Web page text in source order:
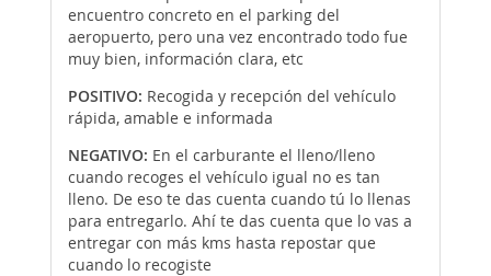
encuentro concreto en el parking del
aeropuerto, pero una vez encontrado todo fue
muy bien, información clara, etc
POSITIVO: Recogida y recepción del vehículo
rápida, amable e informada
NEGATIVO: En el carburante el lleno/lleno
cuando recoges el vehículo igual no es tan
lleno. De eso te das cuenta cuando tú lo llenas
para entregarlo. Ahí te das cuenta que lo vas a
entregar con más kms hasta repostar que
cuando lo recogiste